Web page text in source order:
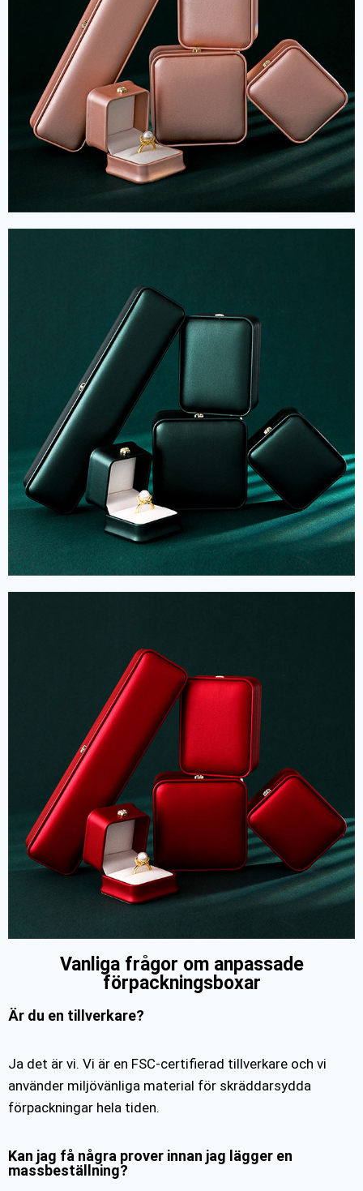
Vanliga frågor om anpassade
förpackningsboxar
Är du en tillverkare?
Ja det är vi. Vi är en FSC-certifierad tillverkare och vi
använder miljövänliga material för skräddarsydda
förpackningar hela tiden.
Kan jag få några prover innan jag lägger en
massbeställning?